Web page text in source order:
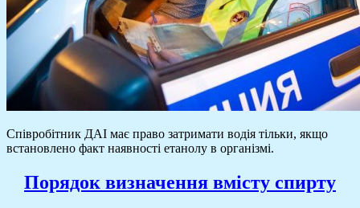
Співробітник ДАІ має право затримати водія тільки, якщо
встановлено факт наявності етанолу в організмі.
Порядок визначення вмісту спирту